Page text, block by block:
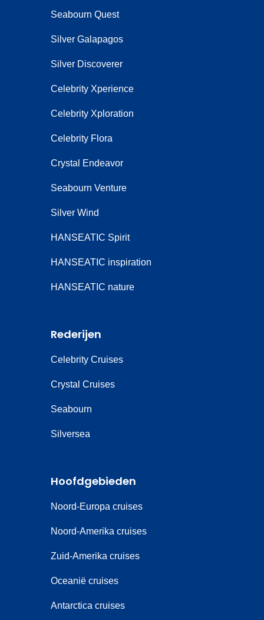
Seabourn Quest
Silver Galapagos
Silver Discoverer
Celebrity Xperience
Celebrity Xploration
Celebrity Flora
Crystal Endeavor
Seabourn Venture
Silver Wind
HANSEATIC Spirit
HANSEATIC inspiration
HANSEATIC nature
Rederijen
Celebrity Cruises
Crystal Cruises
Seabourn
Silversea
Hoofdgebieden
Noord-Europa cruises
Noord-Amerika cruises
Zuid-Amerika cruises
Oceanië cruises
Antarctica cruises